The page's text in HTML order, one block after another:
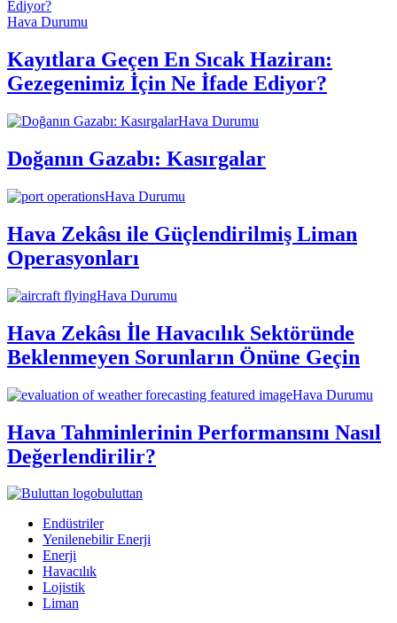
Hava Durumu
Kayıtlara Geçen En Sıcak Haziran:
Gezegenimiz İçin Ne İfade Ediyor?
Hava Durumu
Doğanın Gazabı: Kasırgalar
Hava Durumu
Hava Zekâsı ile Güçlendirilmiş Liman
Operasyonları
Hava Durumu
Hava Zekâsı İle Havacılık Sektöründe
Beklenmeyen Sorunların Önüne Geçin
Hava Durumu
Hava Tahminlerinin Performansını Nasıl
Değerlendirilir?
buluttan
Endüstriler
Yenilenebilir Enerji
Enerji
Havacılık
Lojistik
Liman